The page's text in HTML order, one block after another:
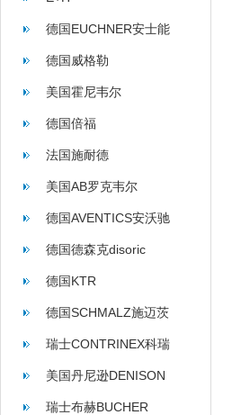
德国EUCHNER安士能
德国威格勒
美国霍尼韦尔
德国倍福
法国施耐德
美国AB罗克韦尔
德国AVENTICS安沃驰
德国德森克disoric
德国KTR
德国SCHMALZ施迈茨
瑞士CONTRINEX科瑞
美国丹尼逊DENISON
瑞士布赫BUCHER